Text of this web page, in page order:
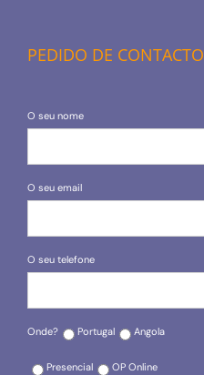
PEDIDO DE CONTACTO
O seu nome
O seu email
O seu telefone
Onde? Portugal Angola
Presencial OP Online